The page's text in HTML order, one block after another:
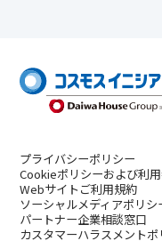
プライバシーポリシー
Cookieポリシーおよび利
Webサイトご利用規約
ソーシャルメディアポリシ
パートナー企業相談窓口
カスタマーハラスメントポ